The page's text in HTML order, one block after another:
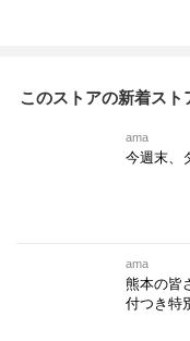
このストアの新着スト
ama
今週末、
ama
熊本の皆
付つき特